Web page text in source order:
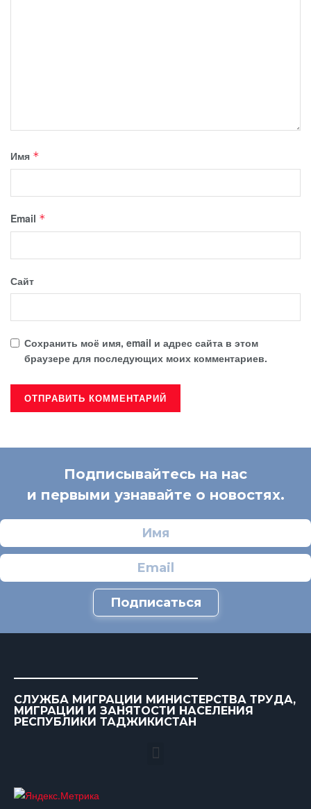
Имя *
Email *
Сайт
Сохранить моё имя, email и адрес сайта в этом
браузере для последующих моих комментариев.
Подписывайтесь на нас
и первыми узнавайте о новостях.
Подписаться
СЛУЖБА МИГРАЦИИ МИНИСТЕРСТВА ТРУДА,
МИГРАЦИИ И ЗАНЯТОСТИ НАСЕЛЕНИЯ
РЕСПУБЛИКИ ТАДЖИКИСТАН